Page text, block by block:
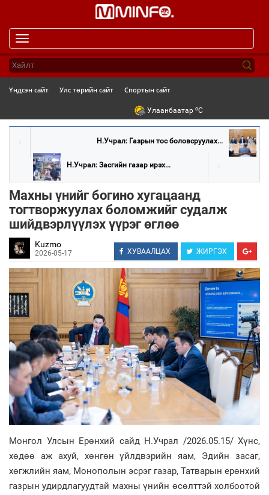
navigation
Үндсэн сайт Улс төрийн сайт Спортын сайт
Улаанбаатар oC
Н.Учрал: Газрын тос боловсруулах...
Н.Учрал: Засгийн газар ирэх...
Махны үнийг богино хугацаанд
тогтворжуулах боломжийг судалж
шийдвэрлүүлэх үүрэг өглөө
Kuzmo
2026-05-17 ХУВААЛЦАХ ЖИРГЭХ
Монгол Улсын Ерөнхий сайд Н.Учрал /2026.05.15/ Хүнс,
хөдөө аж ахуй, хөнгөн үйлдвэрийн яам, Эдийн засаг,
хөгжлийн яам, Монополын эсрэг газар, Татварын ерөнхий
газрын удирдлагуудтай махны үнийн өсөлттэй холбоотой